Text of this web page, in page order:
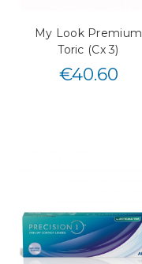
My Look Premium
Toric (Cx 3)
€40.60